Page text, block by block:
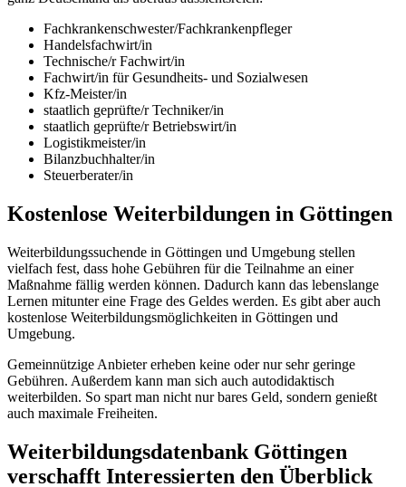
Fachkrankenschwester/Fachkrankenpfleger
Handelsfachwirt/in
Technische/r Fachwirt/in
Fachwirt/in für Gesundheits- und Sozialwesen
Kfz-Meister/in
staatlich geprüfte/r Techniker/in
staatlich geprüfte/r Betriebswirt/in
Logistikmeister/in
Bilanzbuchhalter/in
Steuerberater/in
Kostenlose Weiterbildungen in Göttingen
Weiterbildungssuchende in Göttingen und Umgebung stellen
vielfach fest, dass hohe Gebühren für die Teilnahme an einer
Maßnahme fällig werden können. Dadurch kann das lebenslange
Lernen mitunter eine Frage des Geldes werden. Es gibt aber auch
kostenlose Weiterbildungsmöglichkeiten in Göttingen und
Umgebung.
Gemeinnützige Anbieter erheben keine oder nur sehr geringe
Gebühren. Außerdem kann man sich auch autodidaktisch
weiterbilden. So spart man nicht nur bares Geld, sondern genießt
auch maximale Freiheiten.
Weiterbildungsdatenbank Göttingen
verschafft Interessierten den Überblick